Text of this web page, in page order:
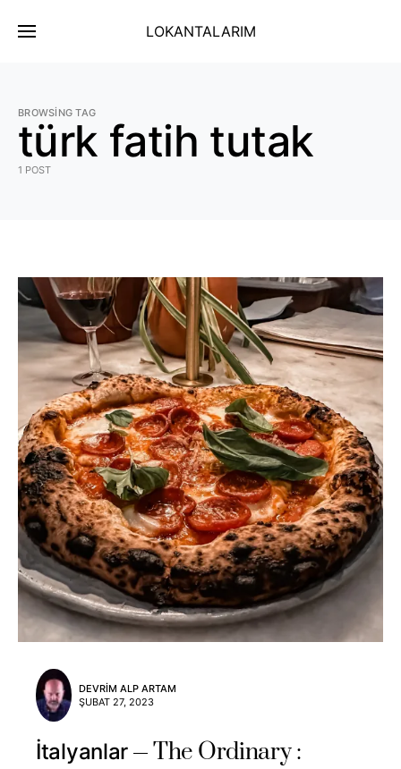
LOKANTALARIM
BROWSING TAG
türk fatih tutak
1 POST
DEVRIM ALP ARTAM
ŞUBAT 27, 2023
İtalyanlar
The Ordinary :